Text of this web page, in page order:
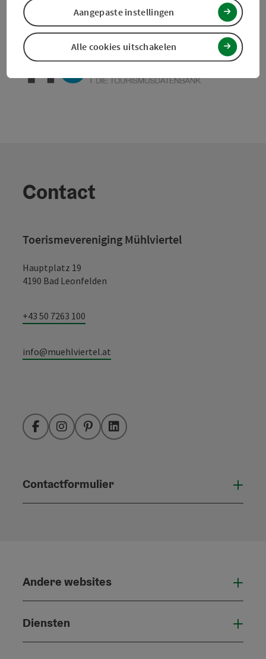
PDF aanmaken
powered by TOURDATA Doe een suggestie
Contact
Toerismevereniging Mühlviertel
Hauptplatz 19
4190 Bad Leonfelden
+43 50 7263 100
info@muehlviertel.at
FacebookInstagramPinterestLinkedIn
Contactformulier
Andere websites
Diensten
Alle cookies uitschakelen
Aangepaste instellingen